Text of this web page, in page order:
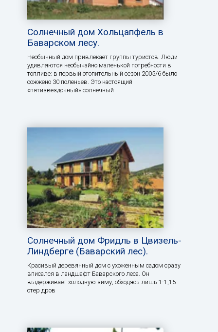
Солнечный дом Хольцапфель в
Баварском лесу.
Необычный дом привлекает группы туристов. Люди
удивляются необычайно маленькой потребности в
топливе: в первый отопительный сезон 2005/6 было
сожжено 30 поленьев. Это настоящий
«пятизвездочный» солнечный
Солнечный дом Фридль в Цвизель-
Линдберге (Баварский лес).
Красивый деревянный дом с ухоженным садом сразу
вписался в ландшафт Баварского леса. Он
выдерживает холодную зиму, обходясь лишь 1-1,15
стер дров